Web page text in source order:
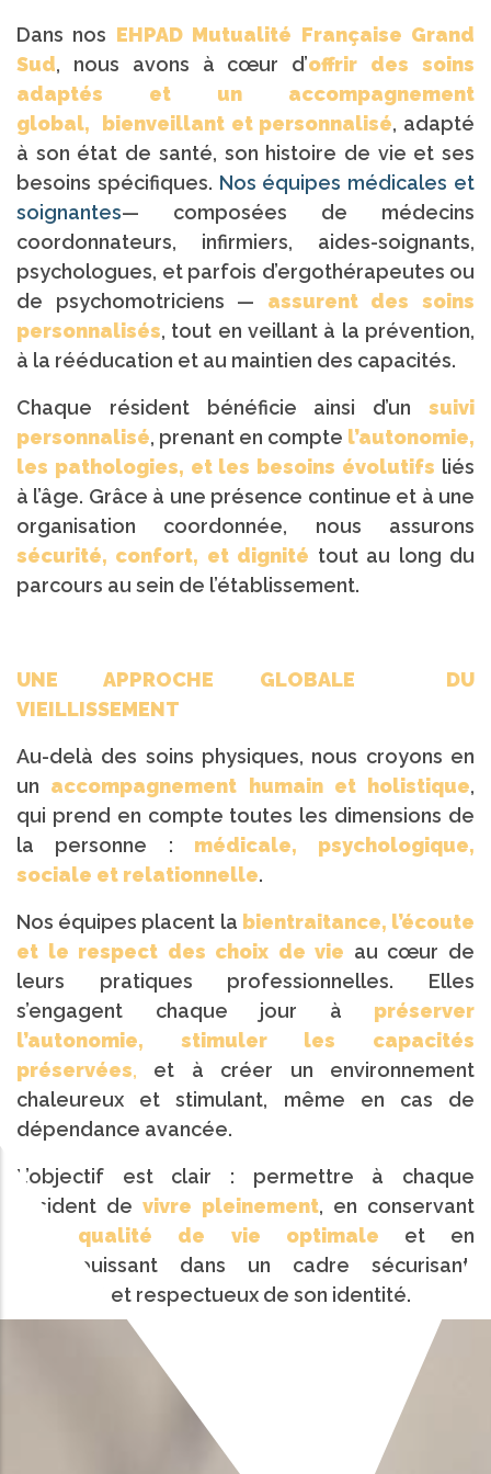
Dans nos EHPAD Mutualité Française Grand
Sud, nous avons à cœur d’offrir des soins
adaptés et un accompagnement
global,
bienveillant et personnalisé, adapté
à son état de santé, son histoire de vie et ses
besoins spécifiques. Nos équipes médicales et
soignantes— composées de médecins
coordonnateurs, infirmiers, aides-soignants,
psychologues, et parfois d’ergothérapeutes ou
de psychomotriciens — assurent des soins
personnalisés, tout en veillant à la prévention,
à la rééducation et au maintien des capacités.
Chaque résident bénéficie ainsi d’un suivi
personnalisé, prenant en compte l’autonomie,
les pathologies, et les besoins évolutifs liés
à l’âge. Grâce à une présence continue et à une
organisation coordonnée, nous assurons
sécurité, confort, et dignité tout au long du
parcours au sein de l’établissement.
UNE APPROCHE GLOBALE DU
VIEILLISSEMENT
Au-delà des soins physiques, nous croyons en
un accompagnement humain et holistique,
qui prend en compte toutes les dimensions de
la personne : médicale, psychologique,
sociale et relationnelle.
Nos équipes placent la bientraitance, l’écoute
et le respect des choix de vie au cœur de
leurs pratiques professionnelles. Elles
s’engagent chaque jour à préserver
l’autonomie, stimuler les capacités
préservées, et à créer un environnement
chaleureux et stimulant, même en cas de
dépendance avancée.
L’objectif est clair : permettre à chaque
résident de vivre pleinement, en conservant
qualité de vie optimale et en
s’épanouissant dans un cadre sécurisant,
rassurant et respectueux de son identité.